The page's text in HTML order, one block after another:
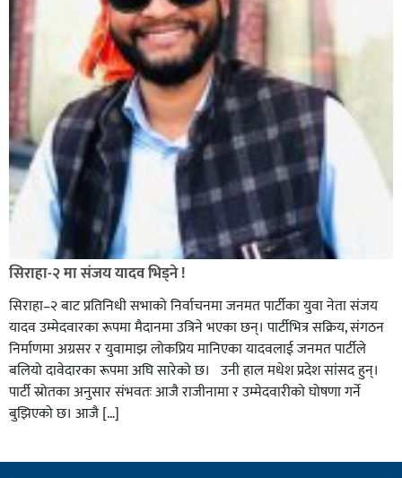
सिराहा-२ मा संजय यादव भिड्ने !
सिराहा–२ बाट प्रतिनिधी सभाको निर्वाचनमा जनमत पार्टीका युवा नेता संजय
यादव उम्मेदवारका रूपमा मैदानमा उत्रिने भएका छन्। पार्टीभित्र सक्रिय, संगठन
निर्माणमा अग्रसर र युवामाझ लोकप्रिय मानिएका यादवलाई जनमत पार्टीले
बलियो दावेदारका रूपमा अघि सारेको छ। उनी हाल मधेश प्रदेश सांसद हुन्।
पार्टी स्रोतका अनुसार संभवतः आजै राजीनामा र उम्मेदवारीको घोषणा गर्ने
बुझिएको छ। आजै […]